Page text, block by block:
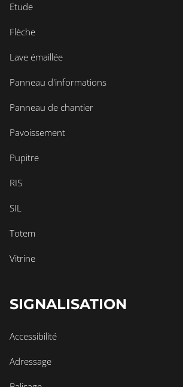
Etude
Flèche
Lave émaillée
Panneau d'informations
Panneau de chantier
Pavoissement
Pupitre
RIS
SIL
Totem
Vitrine
SIGNALISATION
Accessibilité
Adressage